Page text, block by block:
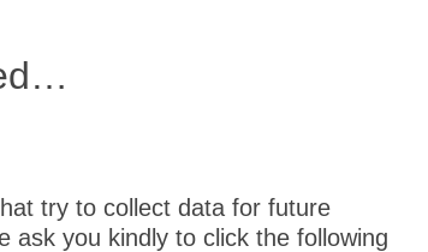
try to collect data for future
ask you kindly to click the following